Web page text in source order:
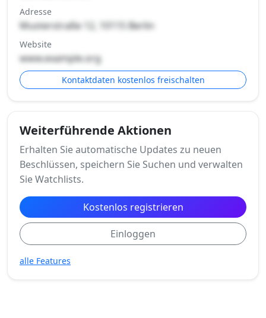
Adresse
Musterstraße 12, 10115 Berlin
Website
www.example.org
Kontaktdaten kostenlos freischalten
Weiterführende Aktionen
Erhalten Sie automatische Updates zu neuen
Beschlüssen, speichern Sie Suchen und verwalten
Sie Watchlists.
Kostenlos registrieren
Einloggen
alle Features